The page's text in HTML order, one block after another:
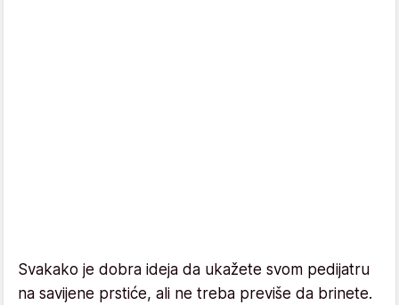
Svakako je dobra ideja da ukažete svom pedijatru
na savijene prstiće, ali ne treba previše da brinete.